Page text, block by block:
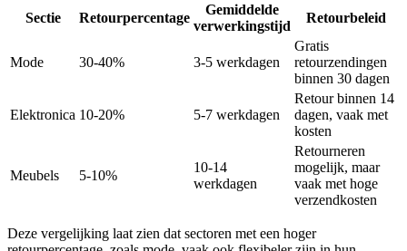
Sectie Retourpercentage
Gemiddelde
verwerkingstijd
Retourbeleid
Mode 30-40% 3-5 werkdagen
Gratis
retourzendingen
binnen 30 dagen
Elektronica 10-20% 5-7 werkdagen
Retour binnen 14
dagen, vaak met
kosten
Meubels 5-10%
10-14
werkdagen
Retourneren
mogelijk, maar
vaak met hoge
verzendkosten
Deze vergelijking laat zien dat sectoren met een hoger